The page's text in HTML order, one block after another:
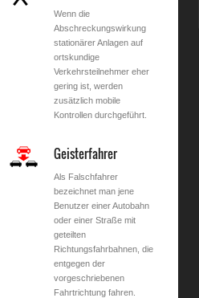
Wenn die
Abschreckungswirkung
stationärer Anlagen auf
ortskundige
Verkehrsteilnehmer eher
gering ist, werden
zusätzlich mobile
Kontrollen durchgeführt.
Geisterfahrer
Als Falschfahrer
bezeichnet man jene
Benutzer einer Autobahn
oder einer Straße mit
geteilten
Richtungsfahrbahnen, die
entgegen der
vorgeschriebenen
Fahrtrichtung fahren.